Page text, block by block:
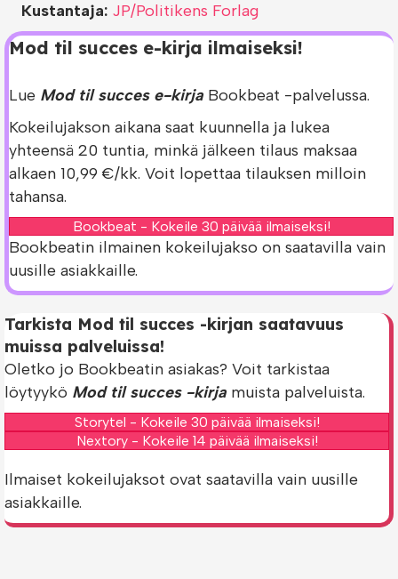
Mod til succes e-kirja ilmaiseksi!
Lue Mod til succes e-kirja Bookbeat -palvelussa.
Kokeilujakson aikana saat kuunnella ja lukea
yhteensä 20 tuntia, minkä jälkeen tilaus maksaa
alkaen 10,99 €/kk. Voit lopettaa tilauksen milloin
tahansa.
Bookbeat - Kokeile 30 päivää ilmaiseksi!
Bookbeatin ilmainen kokeilujakso on saatavilla vain
uusille asiakkaille.
Kustantaja: JP/Politikens Forlag
Tarkista Mod til succes -kirjan saatavuus
muissa palveluissa!
Oletko jo Bookbeatin asiakas? Voit tarkistaa
löytyykö Mod til succes -kirja muista palveluista.
Storytel - Kokeile 30 päivää ilmaiseksi!
Nextory - Kokeile 14 päivää ilmaiseksi!
Ilmaiset kokeilujaksot ovat saatavilla vain uusille
asiakkaille.